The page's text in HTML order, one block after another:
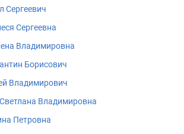
Сергеевич
Сергеевна
Владимировна
Борисович
Владимирович
Владимировна
Петровна